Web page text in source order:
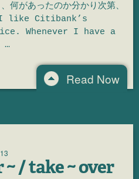
何があったのか分かり次第、
I like Citibank’s
Whenever I have a
…
Read Now
/ take ~ over